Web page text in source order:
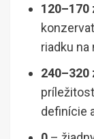
120–170
riadku na
240–320
definície